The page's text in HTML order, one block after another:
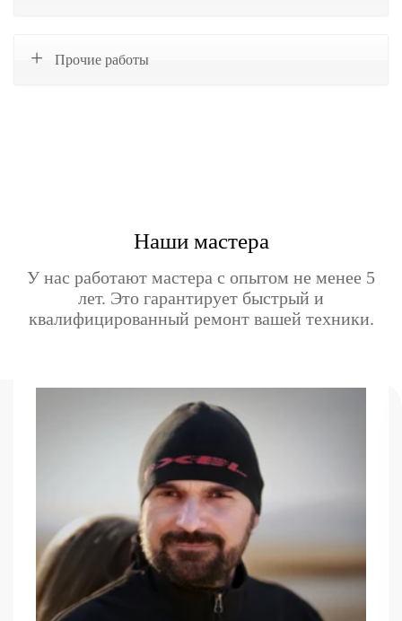
Прочие работы
Наши мастера
У нас работают мастера с опытом не менее 5
лет. Это гарантирует быстрый и
квалифицированный ремонт вашей техники.